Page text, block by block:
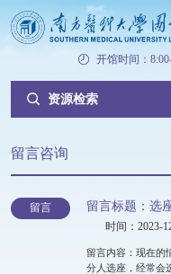
开馆时间：
资源检索
留言咨询
留言 留言标题：选
时间：2023-
留言内容：现在的
分人选座，经常会